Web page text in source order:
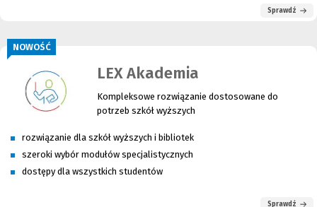
Sprawdź
NOWOŚĆ
LEX Akademia
Kompleksowe rozwiązanie dostosowane do
potrzeb szkół wyższych
rozwiązanie dla szkół wyższych i bibliotek
szeroki wybór modułów specjalistycznych
dostępy dla wszystkich studentów
Sprawdź